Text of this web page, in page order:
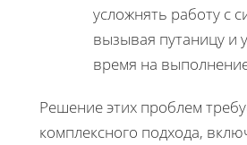
усложнять работу с
вызывая путаницу и
время на
Решение этих проблем
комплексного подхода,